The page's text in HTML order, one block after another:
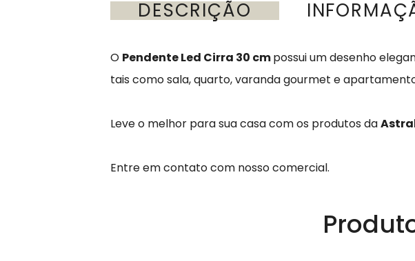
DESCRIÇÃO
O Pendente Led Cirra 30 cmpossui um desenho
tais como sala, quarto, varanda gourmet e
Leve o melhor para sua casa com os produtos da
Entre em contato com nosso comercial.